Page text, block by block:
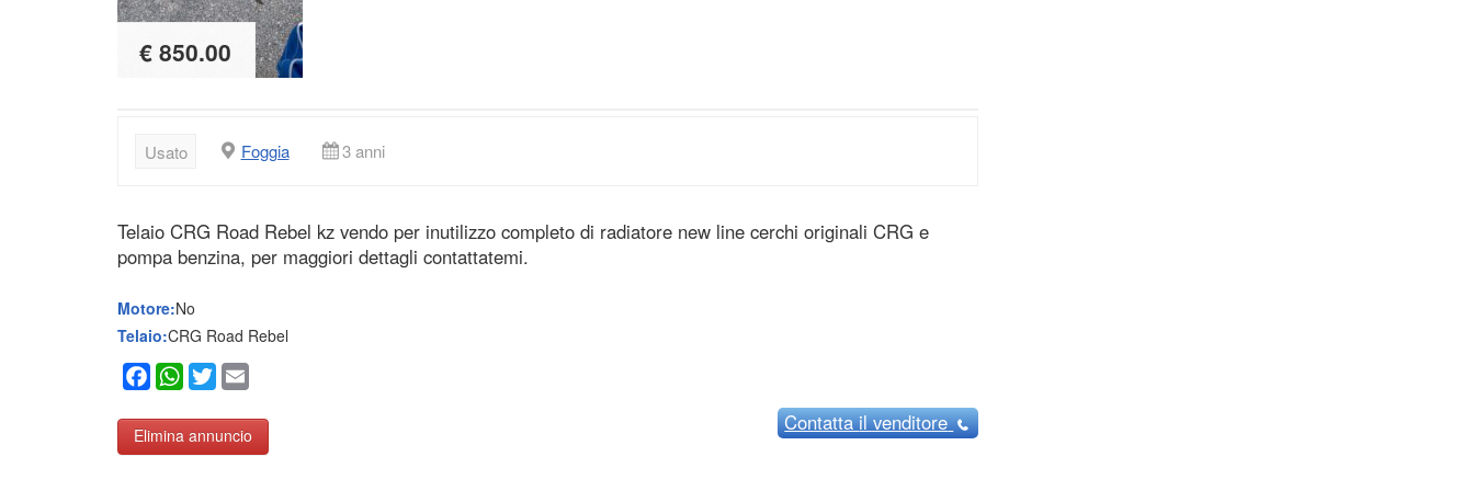
€ 850.00
Usato Foggia 3 anni
Telaio CRG Road Rebel kz vendo per inutilizzo completo di radiatore new line cerchi originali CRG e
pompa benzina, per maggiori dettagli contattatemi.
Motore:No
Telaio:CRG Road Rebel
Facebook
WhatsApp
Twitter
Elimina annuncio
Contattail venditore